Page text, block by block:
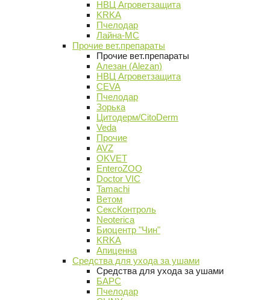
НВЦ Агроветзащита
KRKA
Пчелодар
Лайна-МС
Прочие вет.препараты
Прочие вет.препараты
Алезан (Alezan)
НВЦ Агроветзащита
CEVA
Пчелодар
Зорька
Цитодерм/CitoDerm
Veda
Прочие
AVZ
OKVET
EnteroZOO
Doctor VIC
Tamachi
Ветом
СексКонтроль
Neoterica
Биоцентр "Чин"
KRKA
Апиценна
Средства для ухода за ушами
Средства для ухода за ушами
БАРС
Пчелодар